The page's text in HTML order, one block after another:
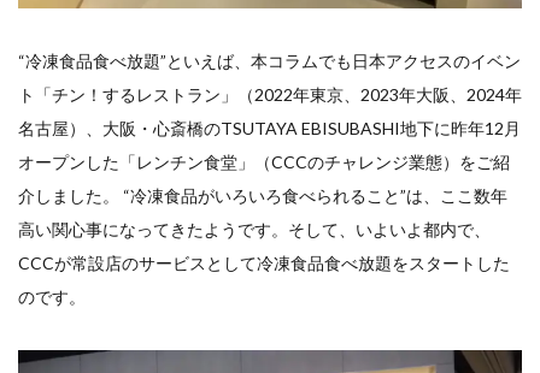
“冷凍食品食べ放題”といえば、本コラムでも日本アクセスのイベン
ト「チン！するレストラン」（2022年東京、2023年大阪、2024年
名古屋）、大阪・心斎橋のTSUTAYA EBISUBASHI地下に昨年12月
オープンした「レンチン食堂」（CCCのチャレンジ業態）をご紹
介しました。 “冷凍食品がいろいろ食べられること”は、ここ数年
高い関心事になってきたようです。そして、いよいよ都内で、
CCCが常設店のサービスとして冷凍食品食べ放題をスタートした
のです。